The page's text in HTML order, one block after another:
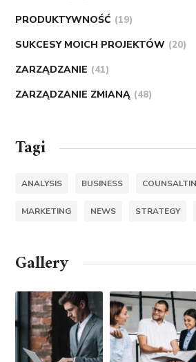
PRODUKTYWNOŚĆ (19)
SUKCESY MOICH PROJEKTÓW (20)
ZARZĄDZANIE (41)
ZARZĄDZANIE ZMIANĄ (48)
Tagi
ANALYSIS BUSINESS
MARKETING NEWS STRATEGY
Gallery